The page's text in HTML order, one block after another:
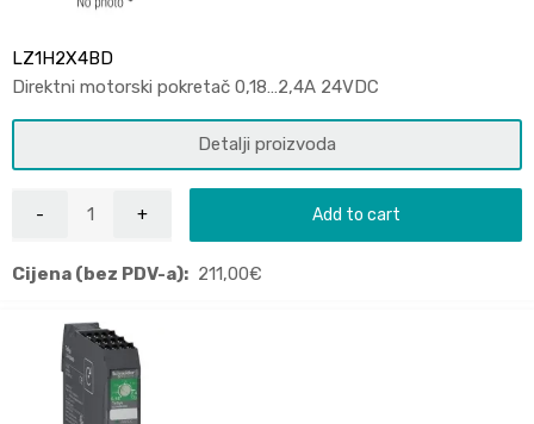
LZ1H2X4BD
Direktni motorski pokretač 0,18…2,4A 24VDC
Detalji proizvoda
Add to cart
Cijena (bez PDV-a): 211,00€